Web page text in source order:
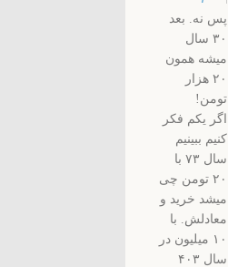
پس نه. بعد
۳۰ سال
میشه همون
۲۰ هزار
تومن!
اگر یکم فکر
کنیم ببینیم
سال ۷۳ با
۲۰ تومن چی
میشد خرید و
معادلش. با
۱۰ میلیون در
سال ۴۰۳